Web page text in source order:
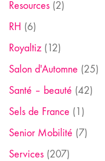
Resources (2)
RH (6)
Royaltiz (12)
Salon d'Automne (25)
Santé – beauté (42)
Sels de France (1)
Senior Mobilité (7)
Services (207)